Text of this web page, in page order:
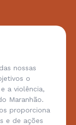
nossas
o
a violência,
Maranhão.
proporciona
e de ações